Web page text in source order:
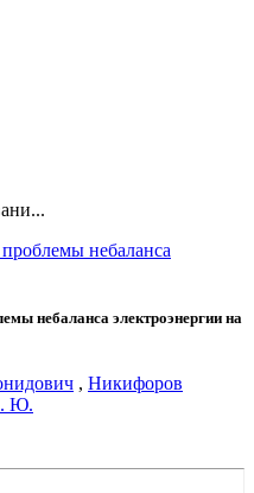
небаланса
небаланса электроэнергии на
, Никифоров
Ю.